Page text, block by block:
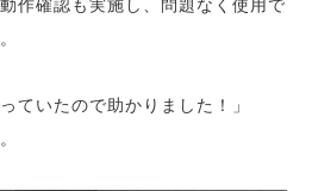
作確認も実施し、問題なく使用で
ていたので助かりました！」